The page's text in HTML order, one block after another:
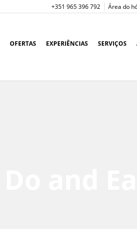
Área do
+351 965 396 792
OFERTAS EXPERIÊNCIAS SERVIÇOS